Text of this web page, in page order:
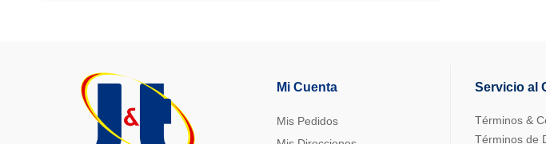
Mi Cuenta
Mis Pedidos
Servicio al
Términos &
Términos de